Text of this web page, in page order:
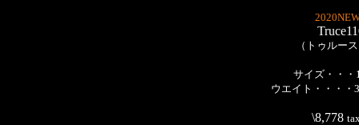
（トゥルー
サイズ・・・
ウエイト・・・・
\8,778